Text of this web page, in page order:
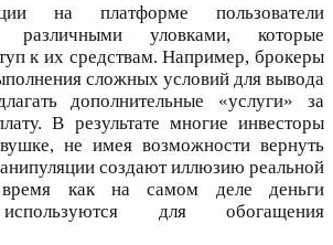
на платформе пользователи
различными уловками, которые
к их средствам. Например, брокеры
сложных условий для вывода
дополнительные «услуги» за
В результате многие инвесторы
не имея возможности вернуть
создают иллюзию реальной
как на самом деле деньги
используются для обогащения